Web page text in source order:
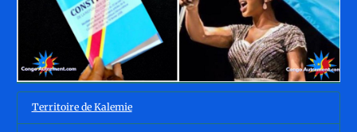
Territoire de Kalemie